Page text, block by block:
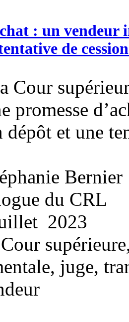
: un
de
Cour
promesse
dépôt et une
Bernier
du CRL
2023
Cour
juge,